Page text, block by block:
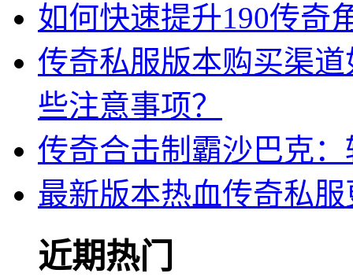
如何快速提升190传奇
传奇私服版本购买渠
些注意事项？
传奇合击制霸沙巴克
最新版本热血传奇私
近期热门